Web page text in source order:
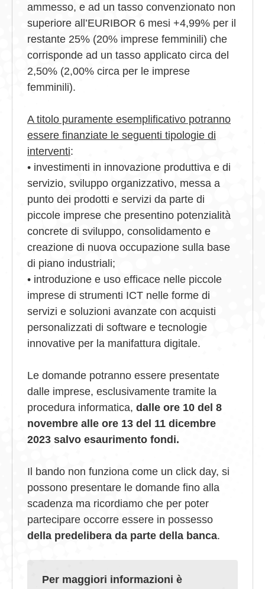
ammesso, e ad un tasso convenzionato non
superiore all’EURIBOR 6 mesi +4,99% per il
restante 25% (20% imprese femminili) che
corrisponde ad un tasso applicato circa del
2,50% (2,00% circa per le imprese
femminili).
A titolo puramente esemplificativo potranno
essere finanziate le seguenti tipologie di
interventi:
• investimenti in innovazione produttiva e di
servizio, sviluppo organizzativo, messa a
punto dei prodotti e servizi da parte di
piccole imprese che presentino potenzialità
concrete di sviluppo, consolidamento e
creazione di nuova occupazione sulla base
di piano industriali;
• introduzione e uso efficace nelle piccole
imprese di strumenti ICT nelle forme di
servizi e soluzioni avanzate con acquisti
personalizzati di software e tecnologie
innovative per la manifattura digitale.
Le domande potranno essere presentate
dalle imprese, esclusivamente tramite la
procedura informatica, dalle ore 10 del 8
novembre alle ore 13 del 11 dicembre
2023 salvo esaurimento fondi.
Il bando non funziona come un click day, si
possono presentare le domande fino alla
scadenza ma ricordiamo che per poter
partecipare occorre essere in possesso
della predelibera da parte della banca.
Per maggiori informazioni è